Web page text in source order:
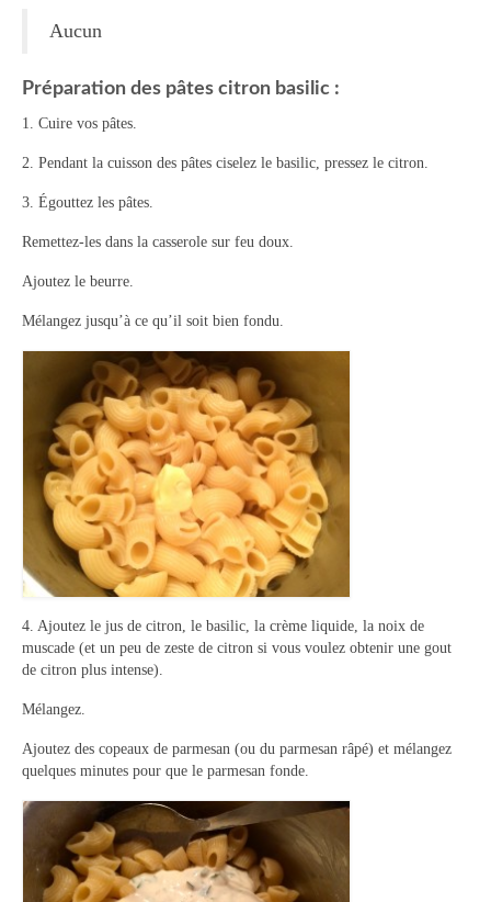
Caramel Compotes Confitures
Clafoutis Crèmes Flans
Crumbles Gâteaux secs Sablés
Friandises Mignardises
Gâteaux Tartes
Panna cotta Tiramisu
Divers desserts
Sauces
Boissons
Sans alcool
Cocktails
Aucun
Préparation des pâtes citron basilic :
1. Cuire vos pâtes.
2. Pendant la cuisson des pâtes ciselez le basilic, pressez le citron.
3. Égouttez les pâtes.
Remettez-les dans la casserole sur feu doux.
Ajoutez le beurre.
Mélangez jusqu’à ce qu’il soit bien fondu.
4. Ajoutez le jus de citron, le basilic, la crème liquide, la noix de
muscade (et un peu de zeste de citron si vous voulez obtenir une gout
de citron plus intense).
Mélangez.
Ajoutez des copeaux de parmesan (ou du parmesan râpé) et mélangez
quelques minutes pour que le parmesan fonde.